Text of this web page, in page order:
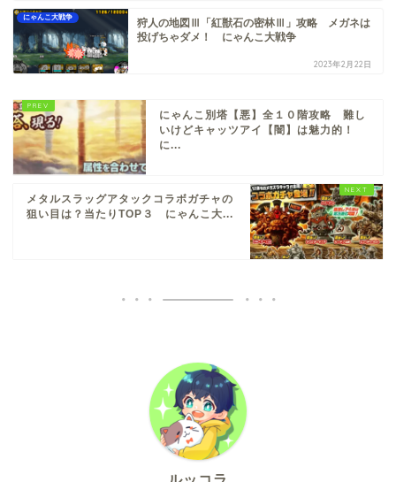
にゃんこ大戦争
狩人の地図Ⅲ「紅獣石の密林Ⅲ」攻略 メガネは
投げちゃダメ！ にゃんこ大戦争
2023年2月22日
にゃんこ別塔【悪】全１０階攻略 難し
いけどキャッツアイ【闇】は魅力的！
に...
メタルスラッグアタックコラボガチャの
狙い目は？当たりTOP３ にゃんこ大...